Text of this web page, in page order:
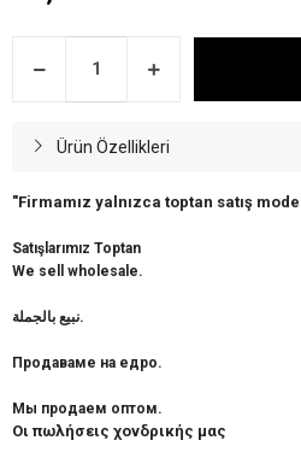
Ürün Özellikleri
"Firmamız yalnızca toptan satış
Satışlarımız Toptan
We sell wholesale.
نبيع بالجملة.
Продаваме на едро.
Мы продаем оптом.
Οι πωλήσεις χονδρικής μας